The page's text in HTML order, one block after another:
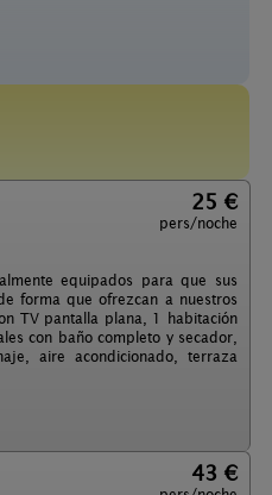
25 €
pers/noche
equipados para que sus
forma que ofrezcan a nuestros
TV pantalla plana, 1 habitación
con baño completo y secador,
aire acondicionado, terraza
43 €